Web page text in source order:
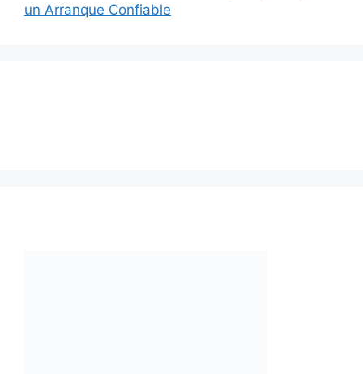
un Arranque Confiable